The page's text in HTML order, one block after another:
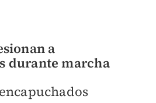
a
durante marcha